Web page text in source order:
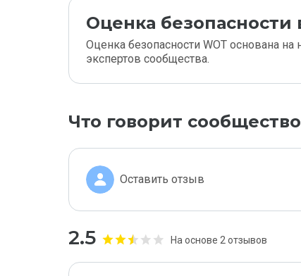
Оценка безопасности
Оценка безопасности WOT основана
экспертов сообщества.
Что говорит
Оставить отзыв
2.5 На основе 2 отзывов